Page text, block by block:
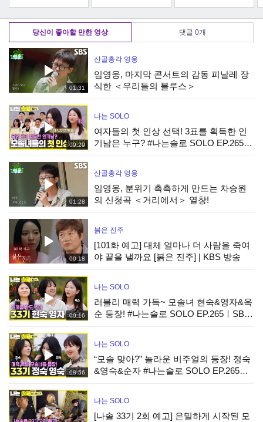
스서 5대 피해
아찔한 사고
당신이 좋아할 만한 영상 댓글 0개
01:31
산골총각 영웅
임영웅, 마지막 콘서트의 감동 피날레 장
식한 ＜우리들의 블루스＞
09:29
나는 SOLO
여자들의 첫 인상 선택! 3표를 획득한 인
기남은 누구? #나는솔로 SOLO EP.265ㅣ
01:28
산골총각 영웅
임영웅, 분위기 촉촉하게 만드는 차승원
의 신청곡 ＜거리에서＞ 열창!
00:18
붉은 진주
[101화 예고] 대체 얼마나 더 사람을 죽여
야 끝을 낼까요 [붉은 진주] | KBS 방송
09:16
나는 SOLO
러블리 매력 가득~ 모솔녀 현숙&영자&옥
순 등장! #나는솔로 SOLO EP.265ㅣSBS
08:56
나는 SOLO
“모솔 맞아?” 놀라운 비주얼의 등장! 정숙
&영숙&순자 #나는솔로 SOLO EP.265ㅣ
나는 SOLO
[나솔 33기 2회 예고] 은밀하게 시작된 모